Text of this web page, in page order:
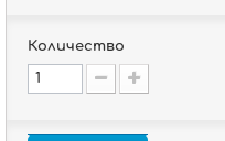
Количество